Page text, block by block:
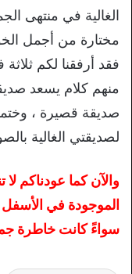
الغالية في منتهى
مختارة من أجمل
فقد أرفقنا لكم
منهم كلام يسعد
صديقة قصيرة ،
لصديقتي الغالية
والآن كما عودناكم لا
الموجودة في
سواءً كانت خاطرة